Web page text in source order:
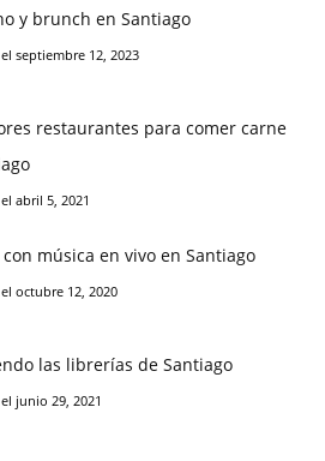
y brunch en Santiago
septiembre 12, 2023
restaurantes para comer carne
abril 5, 2021
con música en vivo en Santiago
octubre 12, 2020
las librerías de Santiago
junio 29, 2021